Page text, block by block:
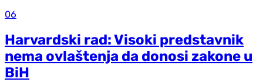
06
Harvardski rad: Visoki predstavnik
nema ovlaštenja da donosi zakone u
BiH